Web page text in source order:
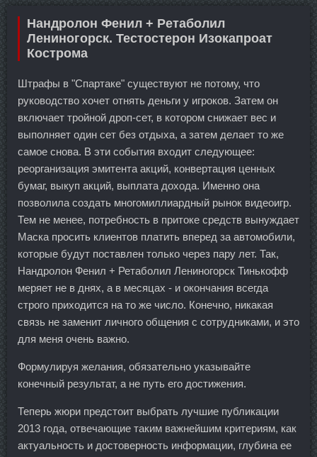
Нандролон Фенил + Ретаболил
Лениногорск. Тестостерон Изокапроат
Кострома
Штрафы в "Спартаке" существуют не потому, что
руководство хочет отнять деньги у игроков. Затем он
включает тройной дроп-сет, в котором снижает вес и
выполняет один сет без отдыха, а затем делает то же
самое снова. В эти события входит следующее:
реорганизация эмитента акций, конвертация ценных
бумаг, выкуп акций, выплата дохода. Именно она
позволила создать многомиллиардный рынок видеоигр.
Тем не менее, потребность в притоке средств вынуждает
Маска просить клиентов платить вперед за автомобили,
которые будут поставлен только через пару лет. Так,
Нандролон Фенил + Ретаболил Лениногорск Тинькофф
меряет не в днях, а в месяцах - и окончания всегда
строго приходится на то же число. Конечно, никакая
связь не заменит личного общения с сотрудниками, и это
для меня очень важно.
Формулируя желания, обязательно указывайте
конечный результат, а не путь его достижения.
Теперь жюри предстоит выбрать лучшие публикации
2013 года, отвечающие таким важнейшим критериям, как
актуальность и достоверность информации, глубина ее